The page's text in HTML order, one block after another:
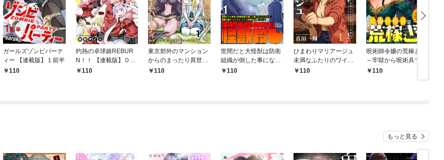
ガールズゾンビパーテ
ィー 【連載版】１前半
110
灼熱の卓球娘REBUR
N！！ 【連載版】０－
①110
東京郊外のマンション
からのまったり異世界
冒険記 ～僕の部屋が
110
世間だと大怪獣は防衛
組織が倒した事になっ
ているけど、実際は陰
110
ひまわりマリアージュ
未満なふたりのワイン
日誌 【連載版】１
110
呪術師令嬢の荒稼ぎ！
～牢獄から呪術具で掴
み取る金貨ザクザク宮
廷生活～ 【連載版】１
￥110
もっと見る